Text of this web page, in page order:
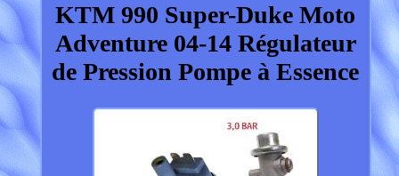
KTM 990 Super-Duke Moto
Adventure 04-14 Régulateur
de Pression Pompe à Essence